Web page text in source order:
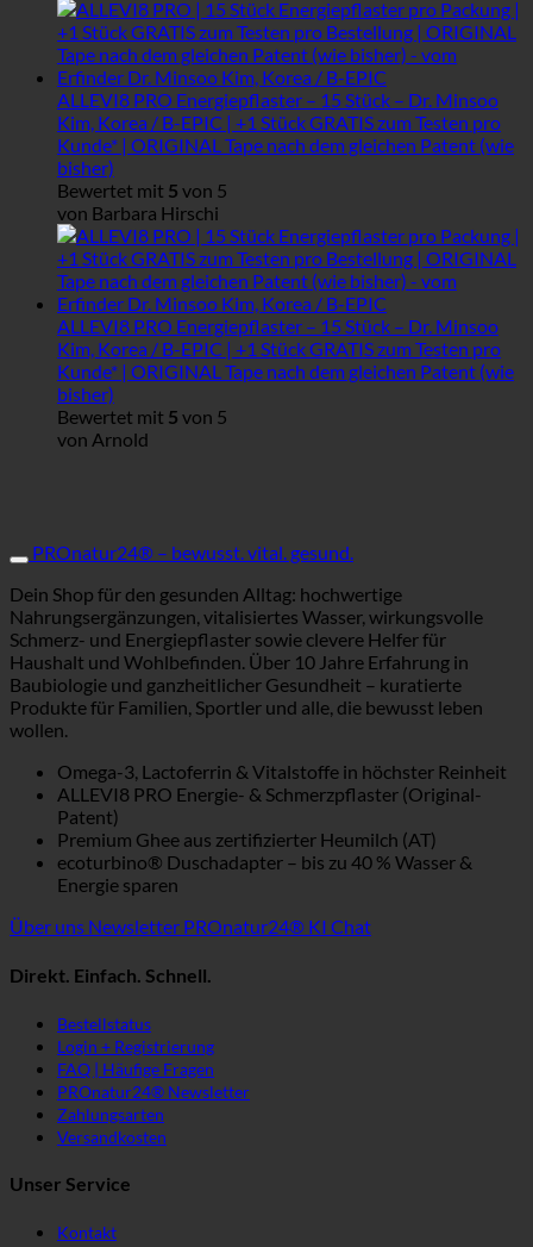
ALLEVI8 PRO Energiepflaster – 15 Stück – Dr. Minsoo
Kim, Korea / B-EPIC | +1 Stück GRATIS zum Testen pro
Kunde* | ORIGINAL Tape nach dem gleichen Patent (wie
bisher)
Bewertet mit 5 von 5
von Barbara Hirschi
ALLEVI8 PRO Energiepflaster – 15 Stück – Dr. Minsoo
Kim, Korea / B-EPIC | +1 Stück GRATIS zum Testen pro
Kunde* | ORIGINAL Tape nach dem gleichen Patent (wie
bisher)
Bewertet mit 5 von 5
von Arnold
PROnatur24® – bewusst. vital. gesund.
Dein Shop für den gesunden Alltag: hochwertige
Nahrungsergänzungen, vitalisiertes Wasser, wirkungsvolle
Schmerz- und Energiepflaster sowie clevere Helfer für
Haushalt und Wohlbefinden. Über 10 Jahre Erfahrung in
Baubiologie und ganzheitlicher Gesundheit – kuratierte
Produkte für Familien, Sportler und alle, die bewusst leben
wollen.
Omega-3, Lactoferrin & Vitalstoffe in höchster Reinheit
ALLEVI8 PRO Energie- & Schmerzpflaster (Original-
Patent)
Premium Ghee aus zertifizierter Heumilch (AT)
ecoturbino® Duschadapter – bis zu 40 % Wasser &
Energie sparen
Über uns Newsletter PROnatur24® KI Chat
Direkt. Einfach. Schnell.
Bestellstatus
Login + Registrierung
FAQ | Häufige Fragen
PROnatur24® Newsletter
Zahlungsarten
Versandkosten
Unser Service
Kontakt